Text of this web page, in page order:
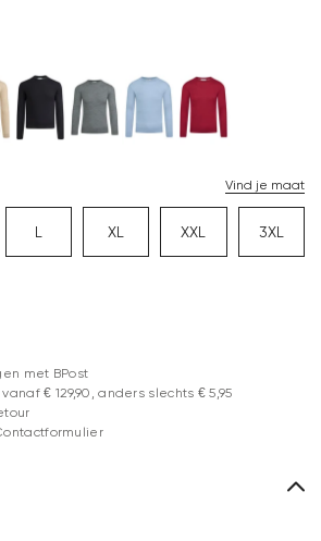
Vind je maat
L XL XXL 3XL
met BPost
€ 129,90, anders slechts € 5,95